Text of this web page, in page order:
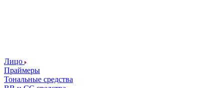
Лицо
Праймеры
Тональные средства